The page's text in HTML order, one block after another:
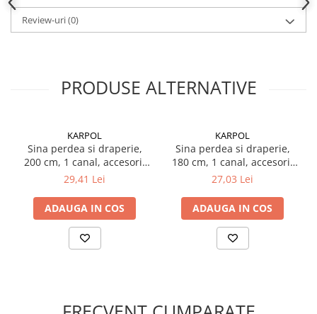
Review-uri(0)
PRODUSE ALTERNATIVE
KARPOL
Sina perdea si draperie,
200 cm, 1 canal, accesorii
incluse, PVC, B1, alb
29,41 Lei
ADAUGA IN COS
KARPOL
Sina perdea si draperie,
180 cm, 1 canal, accesorii
incluse, PVC, B1, alb
27,03 Lei
ADAUGA IN COS